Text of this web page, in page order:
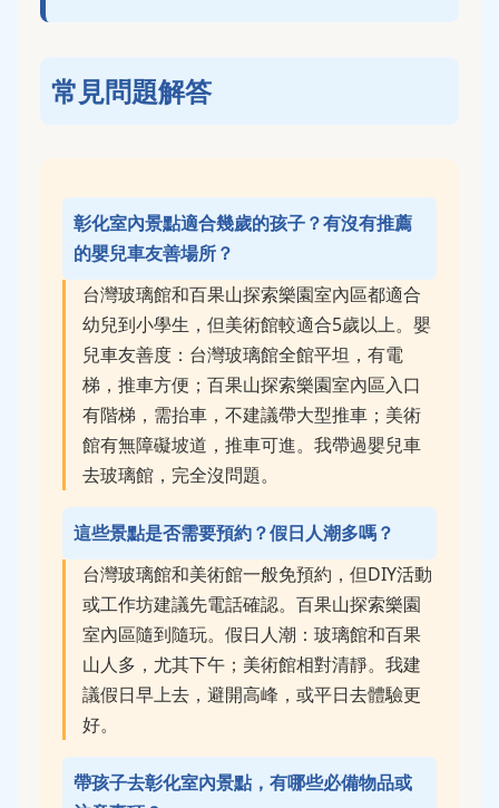
常見問題解答
彰化室內景點適合幾歲的孩子？有沒有推薦
的嬰兒車友善場所？
台灣玻璃館和百果山探索樂園室內區都適合
幼兒到小學生，但美術館較適合5歲以上。嬰
兒車友善度：台灣玻璃館全館平坦，有電
梯，推車方便；百果山探索樂園室內區入口
有階梯，需抬車，不建議帶大型推車；美術
館有無障礙坡道，推車可進。我帶過嬰兒車
去玻璃館，完全沒問題。
這些景點是否需要預約？假日人潮多嗎？
台灣玻璃館和美術館一般免預約，但DIY活動
或工作坊建議先電話確認。百果山探索樂園
室內區隨到隨玩。假日人潮：玻璃館和百果
山人多，尤其下午；美術館相對清靜。我建
議假日早上去，避開高峰，或平日去體驗更
好。
帶孩子去彰化室內景點，有哪些必備物品或